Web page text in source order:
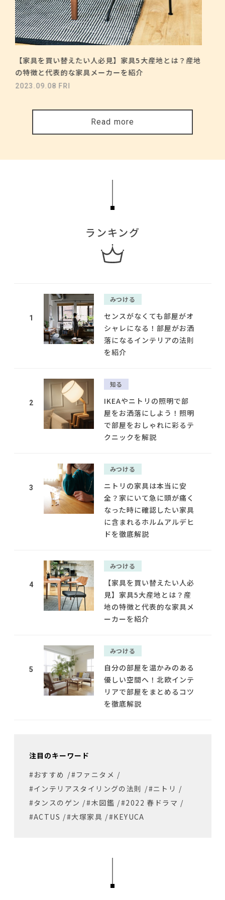
【家具を買い替えたい人必見】家具5大産地とは？産地
の特徴と代表的な家具メーカーを紹介
2023.09.08 FRI
Read more
ランキング
1
みつける
センスがなくても部屋がオ
シャレになる！部屋がお洒
落になるインテリアの法則
を紹介
2
知る
IKEAやニトリの照明で部
屋をお洒落にしよう！照明
で部屋をおしゃれに彩るテ
クニックを解説
3
みつける
ニトリの家具は本当に安
全？家にいて急に頭が痛く
なった時に確認したい家具
に含まれるホルムアルデヒ
ドを徹底解説
4
みつける
【家具を買い替えたい人必
見】家具5大産地とは？産
地の特徴と代表的な家具メ
ーカーを紹介
5
みつける
自分の部屋を温かみのある
優しい空間へ！北欧インテ
リアで部屋をまとめるコツ
を徹底解説
注目のキーワード
#おすすめ /#ファニタメ /
#インテリアスタイリングの法則 /#ニトリ /
#タンスのゲン /#木図鑑 /#2022 春ドラマ /
#ACTUS /#大塚家具 /#KEYUCA